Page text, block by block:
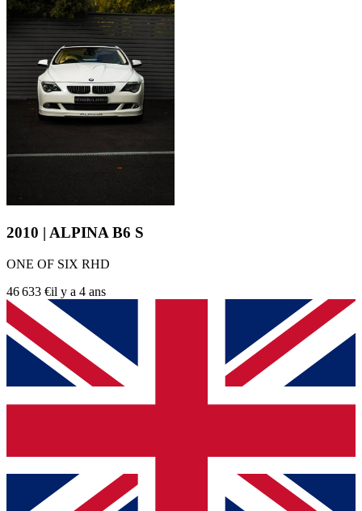
2010 | ALPINA B6 S
ONE OF SIX RHD
46 633 €il y a 4 ans